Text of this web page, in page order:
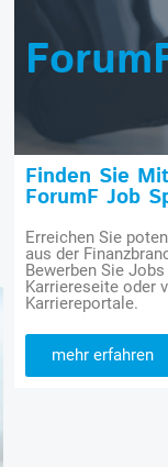
Finden Sie
ForumF Job
Erreichen Sie
aus der
Bewerben Sie
Karriereseite oder
Karriereportale.
mehr erfahren